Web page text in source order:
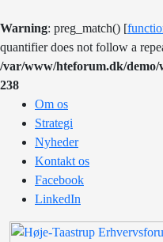
Warning: preg_match() [
quantifier does not follow a
/var/www/hteforum.dk/demo/
238
Om os
Strategi
Nyheder
Kontakt os
Facebook
LinkedIn